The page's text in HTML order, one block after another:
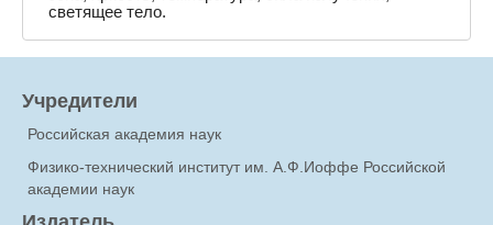
светящее тело.
Учредители
Российская академия наук
Физико-технический институт им. А.Ф.Иоффе Российской
академии наук